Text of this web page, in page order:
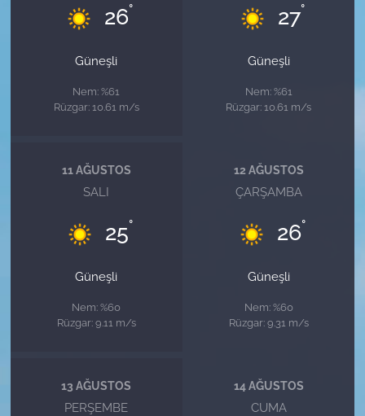
26°
Güneşli
Nem: %61
Rüzgar: 10.61 m/s
27°
Güneşli
Nem: %61
Rüzgar: 10.61 m/s
11 AĞUSTOS
SALI
25°
Güneşli
Nem: %60
Rüzgar: 9.11 m/s
12 AĞUSTOS
ÇARŞAMBA
26°
Güneşli
Nem: %60
Rüzgar: 9.31 m/s
13 AĞUSTOS
PERŞEMBE
14 AĞUSTOS
CUMA